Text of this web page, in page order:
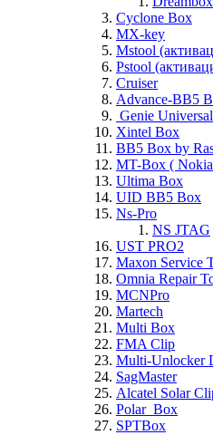
Cyclone Box
MX-key
Mstool
Pstool
Cruiser
Advance-BB5
Genie
Xintel Box
BB5 Box by
MT-Box (
Ultima Box
UID BB5 Box
Ns-Pro
NS JTAG
UST PRO2
Maxon Service
Omnia Repair
MCNPro
Martech
Multi Box
FMA Clip
Multi-Unlocker
SagMaster
Alcatel Solar
Polar_Box
SPTBox